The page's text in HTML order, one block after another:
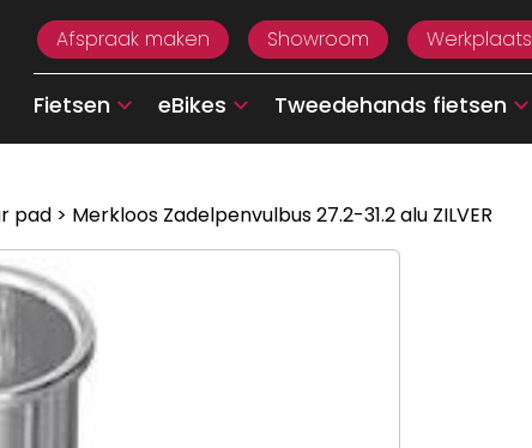
Afspraak maken
Showroom Werkplaats
Fietsen eBikes Tweedehands fietsen
pad > Merkloos Zadelpenvulbus 27.2-31.2 alu ZILVER